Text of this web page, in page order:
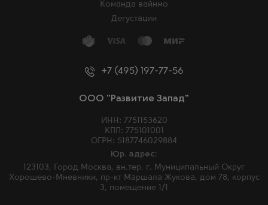
+7 (495) 197-77-56
ООО "Развитие Запад"
ИНН: 7751153620
КПП: 775101001
ОГРН: 5187746029884
Юр. адрес:
123103, Город Москва, вн.тер. г. Муниципальный Округ
Хорошево-Мневники, пр-кт Маршала Жукова, дом 78, корпус
3, помещение 1/1
Команда вайнмо
Дегустации